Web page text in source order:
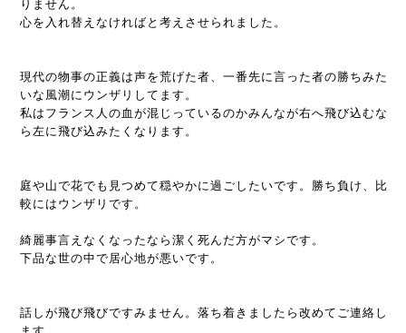
りません。
心を入れ替えなければと考えさせられました。
現代の物事の正義は声を荒げた者、一番先に言った者の勝ちみた
いな風潮にウンザリしてます。
私はフランス人の血が混じっているのかみんなが右へ飛び込むな
ら左に飛び込みたくなります。
庭や山で花でも見つめて穏やかに過ごしたいです。勝ち負け、比
較にはウンザリです。
綺麗事言えなくなったなら潔く死んだ方がマシです。
下品な世の中で居心地が悪いです。
話しが飛び飛びですみません。落ち着きましたら改めてご連絡し